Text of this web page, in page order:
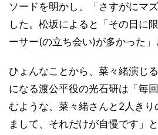
ソードを明かし、「さすがにマ
した。松坂によると「その日に
ーサー(の立ち会い)が多かった」
ひょんなことから、菜々緒演じ
になる渡公平役の光石研は「毎
むような、菜々緒さんと2人きり
まして、それだけが自慢です」